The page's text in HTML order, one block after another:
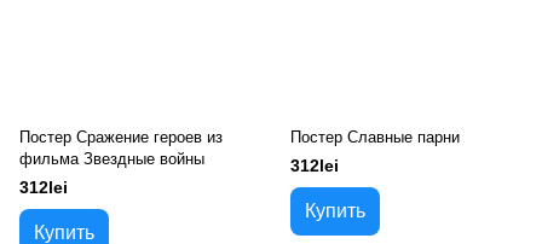
Постер Сражение героев из
фильма Звездные войны
312lei
Купить
Постер Славные парни
312lei
Купить